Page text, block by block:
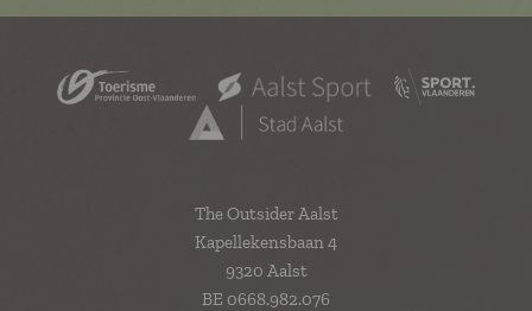
The Outsider Aalst
Kapellekensbaan 4
9320 Aalst
BE 0668.982.076